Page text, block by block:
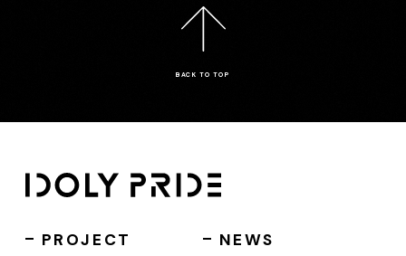
BACK TO TOP
PROJECT NEWS